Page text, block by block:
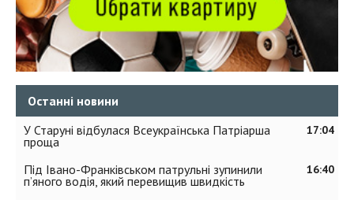
Останні новини
17:04
У Старуні відбулася Всеукраїнська Патріарша
проща
16:40
Під Івано-Франківськом патрульні зупинили
п’яного водія, який перевищив швидкість